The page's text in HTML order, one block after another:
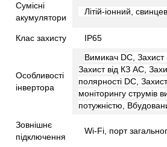
Сумісні
акумулятори
Літій-іонний,
Клас захисту ІР65
Особливості
інвертора
Вимикач DC, Захист
Захист від КЗ AC,
полярності DC,
моніторингу струмів
потужністю,
Зовнішнє
підключення
Wi-Fi, порт